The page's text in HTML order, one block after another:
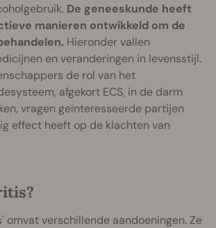
De geneeskunde heeft
manieren ontwikkeld om de
Hieronder vallen
en veranderingen in levensstijl.
de rol van het
afgekort ECS, in de darm
vragen geïnteresseerde partijen
effect heeft op de klachten van
omvat verschillende aandoeningen. Ze